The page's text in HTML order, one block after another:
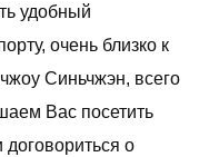
удобный
очень близко к
Синьчжэн, всего
Вас посетить
о